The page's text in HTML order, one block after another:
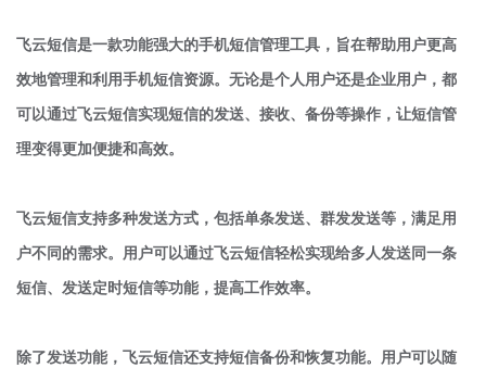
飞云短信是一款功能强大的手机短信管理工具，旨在帮助用户更高
效地管理和利用手机短信资源。无论是个人用户还是企业用户，都
可以通过飞云短信实现短信的发送、接收、备份等操作，让短信管
理变得更加便捷和高效。
飞云短信支持多种发送方式，包括单条发送、群发发送等，满足用
户不同的需求。用户可以通过飞云短信轻松实现给多人发送同一条
短信、发送定时短信等功能，提高工作效率。
除了发送功能，飞云短信还支持短信备份和恢复功能。用户可以随